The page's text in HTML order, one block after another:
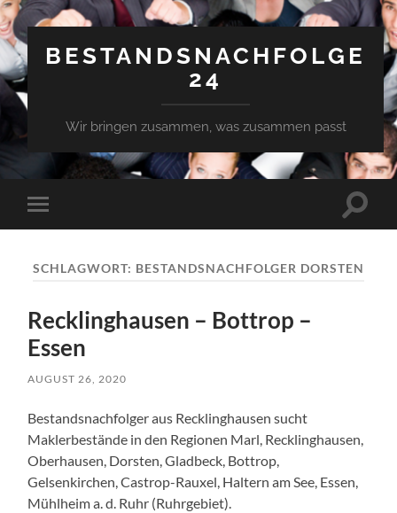
BESTANDSNACHFOLGE
24
Wir bringen zusammen, was zusammen passt
Mobile-
Menü
SCHLAGWORT: BESTANDSNACHFOLGER DORSTEN
Recklinghausen – Bottrop –
Essen
AUGUST 26, 2020
Bestandsnachfolger aus Recklinghausen sucht
Maklerbestände in den Regionen Marl, Recklinghausen,
Oberhausen, Dorsten, Gladbeck, Bottrop,
Gelsenkirchen, Castrop-Rauxel, Haltern am See, Essen,
Mühlheim a. d. Ruhr (Ruhrgebiet).